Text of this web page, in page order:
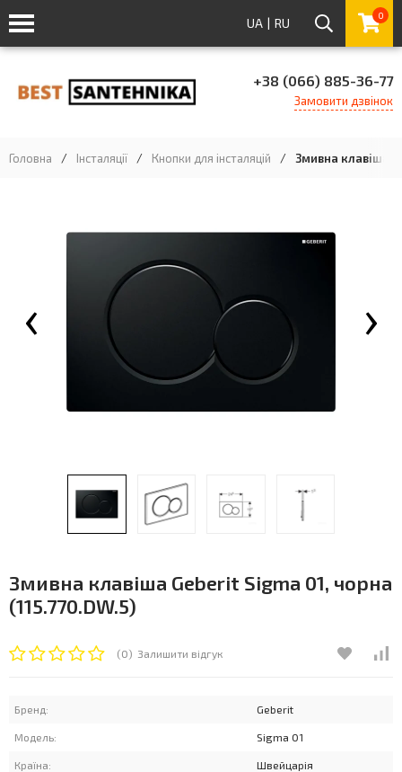
UA | RU 0
+38 (066) 885-36-77
Замовити дзвінок
Головна / Інсталяції / Кнопки для інсталяцій / Змивна клавіша
‹ ›
Змивна клавіша Geberit Sigma 01, чорна
(115.770.DW.5)
(0) Залишити відгук
Бренд: Geberit
Модель: Sigma 01
Країна: Швейцарія